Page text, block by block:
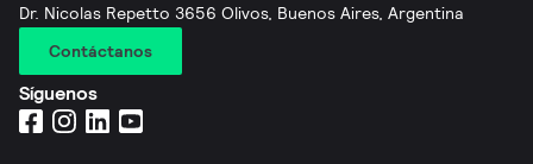
Dr. Nicolas Repetto 3656 Olivos, Buenos Aires, Argentina
Contáctanos
Síguenos